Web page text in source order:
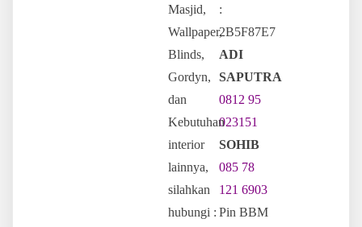
:
2B5F87E7
ADI
SAPUTRA
0812 95
023151
SOHIB
085 78
121 6903
Pin BBM
Masjid,
Wallpaper,
Blinds,
Gordyn,
dan
Kebutuhan
interior
lainnya,
silahkan
hubungi :